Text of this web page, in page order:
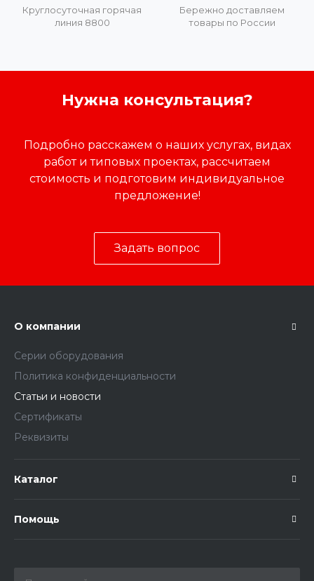
Круглосуточная горячая
линия 8800
Бережно доставляем
товары по России
Нужна консультация?
Подробно расскажем о наших услугах, видах
работ и типовых проектах, рассчитаем
стоимость и подготовим индивидуальное
предложение!
Задать вопрос
О компании
Серии оборудования
Политика конфиденциальности
Статьи и новости
Сертификаты
Реквизиты
Каталог
Помощь